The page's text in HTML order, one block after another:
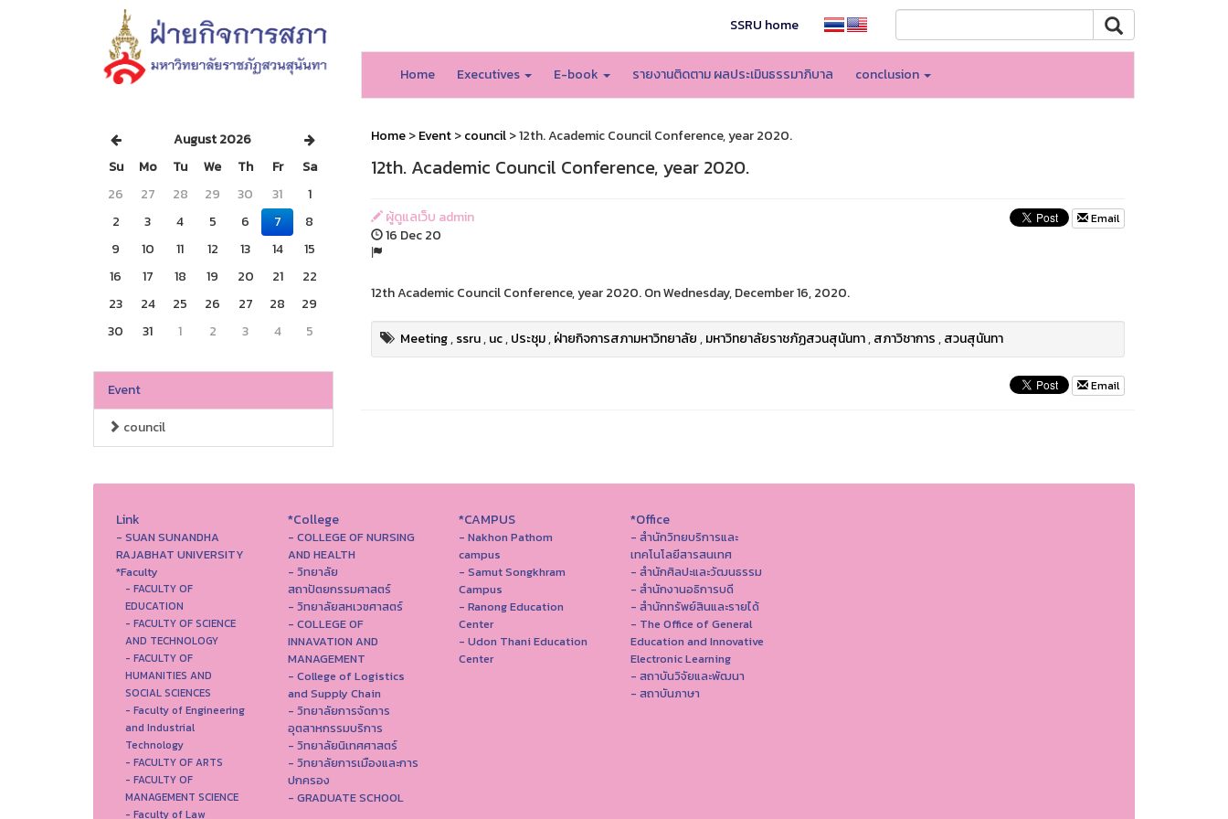
SSRU home
Home Executives E-book รายงานติดตาม ผลประเมินธรรมาภิบาล conclusion
August 2026
Su
Mo Tu We Th Fr
Sa
26
27 28 29 30 31
1
2
3 4 5 6 7
8
9
10 11 12 13 14
15
16
17 18 19 20 21
22
23
24 25 26 27 28
29
30
31 1 2 3 4 5
Event
council
Home>Event>council> 12th. Academic Council Conference, year 2020.
12th. Academic Council Conference, year 2020.
ผู้ดูแลเว็บ admin
16 Dec 20
Email
12th Academic Council Conference, year 2020. On Wednesday, December 16, 2020.
Meeting,ssru,uc,ประชุม,ฝ่ายกิจการสภามหาวิทยาลัย,มหาวิทยาลัยราชภัฏสวนสุนันทา,สภาวิชาการ,สวนสุนันทา
Email
Link
- SUAN SUNANDHA
RAJABHAT UNIVERSITY
*Faculty
- FACULTY OF
EDUCATION
- FACULTY OF SCIENCE
AND TECHNOLOGY
- FACULTY OF
HUMANITIES AND
SOCIAL SCIENCES
- Faculty of Engineering
and Industrial
Technology
- FACULTY OF ARTS
- FACULTY OF
MANAGEMENT SCIENCE
- Faculty of Law
*College
- COLLEGE OF NURSING
AND HEALTH
- วิทยาลัย
สถาปัตยกรรมศาสตร์
- วิทยาลัยสหเวชศาสตร์
- COLLEGE OF
INNAVATION AND
MANAGEMENT
- College of Logistics
and Supply Chain
- วิทยาลัยการจัดการ
อุตสาหกรรมบริการ
- วิทยาลัยนิเทศศาสตร์
- วิทยาลัยการเมืองและการ
ปกครอง
- GRADUATE SCHOOL
*CAMPUS
- Nakhon Pathom
campus
- Samut Songkhram
Campus
- Ranong Education
Center
- Udon Thani Education
Center
*Office
- สำนักวิทยบริการและ
เทคโนโลยีสารสนเทศ
- สํานักศิลปะและวัฒนธรรม
- สำนักงานอธิการบดี
- สำนักทรัพย์สินและรายได้
- The Office of General
Education and Innovative
Electronic Learning
- สถาบันวิจัยและพัฒนา
- สถาบันภาษา